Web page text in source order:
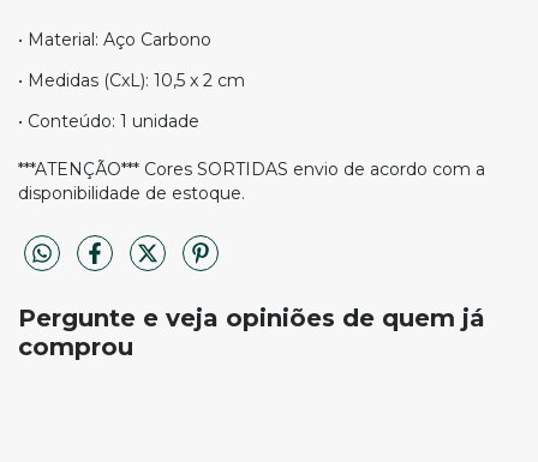
• Material: Aço Carbono
• Medidas (CxL): 10,5 x 2 cm
• Conteúdo: 1 unidade
***ATENÇÃO*** Cores SORTIDAS envio de acordo com a
disponibilidade de estoque.
Pergunte e veja opiniões de quem já
comprou